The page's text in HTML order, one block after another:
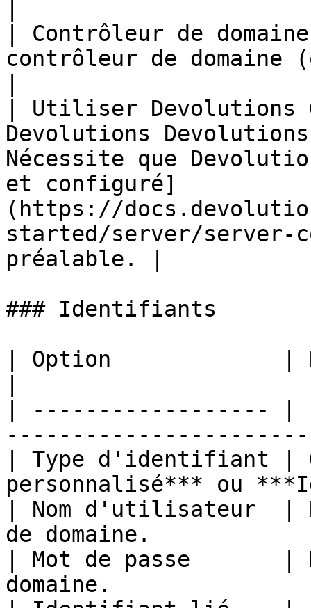
| Contrôleur de
contrôleur de domaine
| Utiliser Devolutions
Devolutions
Nécessite que
et configuré]
(https://
started/server/server-
préalable. |
### Identifiants
| Option             |
| ------------------ |
| Type d'identifiant |
personnalisé*** ou
| Nom d'utilisateur  |
de domaine.
| Mot de passe       |
domaine.